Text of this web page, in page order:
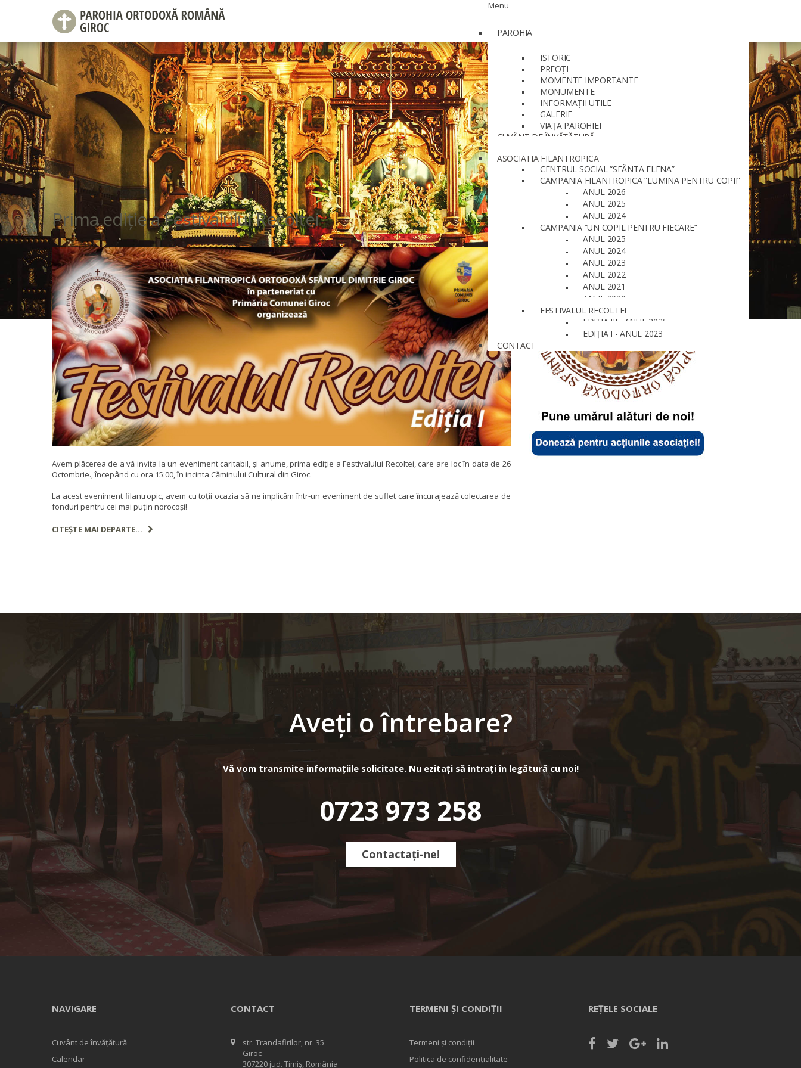
Menu
PAROHIA
ISTORIC
PREOȚI
MOMENTE IMPORTANTE
MONUMENTE
INFORMAȚII UTILE
GALERIE
VIAȚA PAROHIEI
CUVÂNT DE ÎNVĂȚĂTURĂ
ASOCIATIA FILANTROPICA
CENTRUL SOCIAL “SFÂNTA ELENA”
CAMPANIA FILANTROPICA “LUMINA PENTRU COPII”
ANUL 2026
ANUL 2025
ANUL 2024
CAMPANIA “UN COPIL PENTRU FIECARE”
ANUL 2025
ANUL 2024
ANUL 2023
ANUL 2022
ANUL 2021
ANUL 2020
FESTIVALUL RECOLTEI
EDIȚIA III - ANUL 2025
EDIȚIA I - ANUL 2023
CONTACT
Prima ediție a Festivalului Recoltei
Avem plăcerea de a vă invita la un eveniment caritabil, și anume, prima ediție a Festivalului Recoltei, care are loc în data de 26
Octombrie., începând cu ora 15:00, în incinta Căminului Cultural din Giroc.
La acest eveniment filantropic, avem cu toții ocazia să ne implicăm într-un eveniment de suflet care încurajează colectarea de
fonduri pentru cei mai puțin norocoși!
CITEȘTE MAI DEPARTE...
Aveți o întrebare?
Vă vom transmite informațiile solicitate. Nu ezitați să intrați în legătură cu noi!
0723 973 258
Contactați-ne!
NAVIGARE
Cuvânt de învățătură
Calendar
CONTACT
str. Trandafirilor, nr. 35
Giroc
307220 jud. Timiș, România
TERMENI ȘI CONDIȚII
Termeni și condiții
Politica de confidențialitate
REȚELE SOCIALE